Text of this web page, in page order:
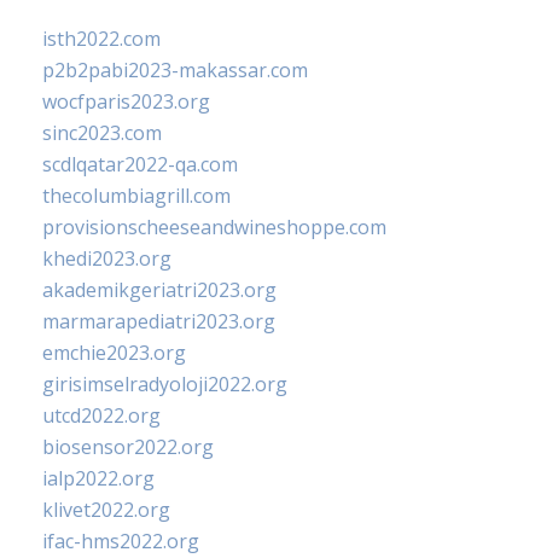
isth2022.com
p2b2pabi2023-makassar.com
wocfparis2023.org
sinc2023.com
scdlqatar2022-qa.com
thecolumbiagrill.com
provisionscheeseandwineshoppe.com
khedi2023.org
akademikgeriatri2023.org
marmarapediatri2023.org
emchie2023.org
girisimselradyoloji2022.org
utcd2022.org
biosensor2022.org
ialp2022.org
klivet2022.org
ifac-hms2022.org